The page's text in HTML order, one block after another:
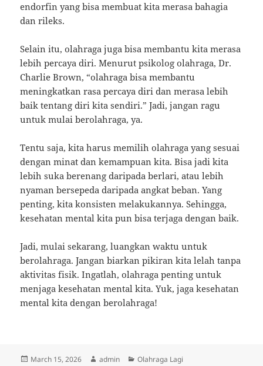
endorfin yang bisa membuat kita merasa bahagia
dan rileks.
Selain itu, olahraga juga bisa membantu kita merasa
lebih percaya diri. Menurut psikolog olahraga, Dr.
Charlie Brown, “olahraga bisa membantu
meningkatkan rasa percaya diri dan merasa lebih
baik tentang diri kita sendiri.” Jadi, jangan ragu
untuk mulai berolahraga, ya.
Tentu saja, kita harus memilih olahraga yang sesuai
dengan minat dan kemampuan kita. Bisa jadi kita
lebih suka berenang daripada berlari, atau lebih
nyaman bersepeda daripada angkat beban. Yang
penting, kita konsisten melakukannya. Sehingga,
kesehatan mental kita pun bisa terjaga dengan baik.
Jadi, mulai sekarang, luangkan waktu untuk
berolahraga. Jangan biarkan pikiran kita lelah tanpa
aktivitas fisik. Ingatlah, olahraga penting untuk
menjaga kesehatan mental kita. Yuk, jaga kesehatan
mental kita dengan berolahraga!
Posted
March 15, 2026 Author
admin Categories
Olahraga Lagi